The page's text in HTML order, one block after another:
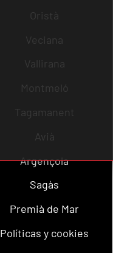
Oristà
Veciana
Vallirana
Montmeló
Tagamanent
Avià
Argençola
Sagàs
Premià de Mar
Políticas y cookies